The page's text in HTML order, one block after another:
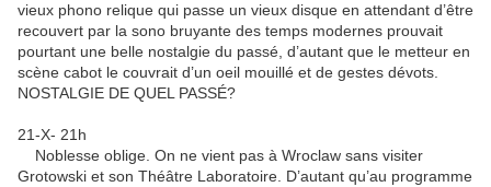
vieux phono relique qui passe un vieux disque en attendant d’être
recouvert par la sono bruyante des temps modernes prouvait
pourtant une belle nostalgie du passé, d’autant que le metteur en
scène cabot le couvrait d’un oeil mouillé et de gestes dévots.
NOSTALGIE DE QUEL PASSÉ?
21-X- 21h
Noblesse oblige. On ne vient pas à Wroclaw sans visiter
Grotowski et son Théâtre Laboratoire. D’autant qu’au programme